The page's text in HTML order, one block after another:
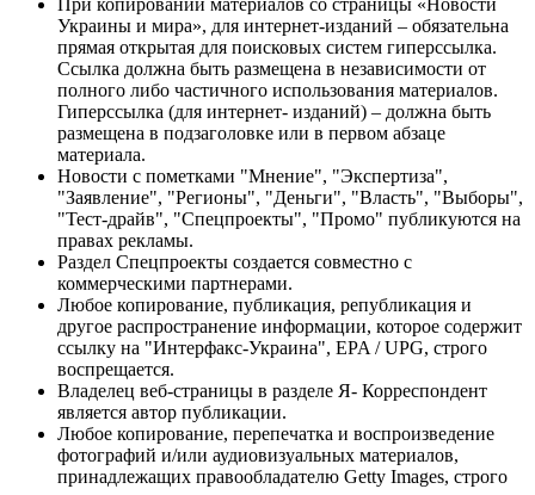
Украины и мира», для интернет-изданий – обязательна
прямая открытая для поисковых систем гиперссылка.
Ссылка должна быть размещена в независимости от
полного либо частичного использования материалов.
Гиперссылка (для интернет- изданий) – должна быть
размещена в подзаголовке или в первом абзаце
материала.
Новости с пометками "Мнение", "Экспертиза",
"Заявление", "Регионы", "Деньги", "Власть", "Выборы",
"Тест-драйв", "Спецпроекты", "Промо" публикуются на
правах рекламы.
Раздел Спецпроекты создается совместно с
коммерческими партнерами.
Любое копирование, публикация, републикация и
другое распространение информации, которое содержит
ссылку на "Интерфакс-Украина", EPA / UPG, строго
воспрещается.
Владелец веб-страницы в разделе Я- Корреспондент
является автор публикации.
Любое копирование, перепечатка и воспроизведение
фотографий и/или аудиовизуальных материалов,
принадлежащих правообладателю Getty Images, строго